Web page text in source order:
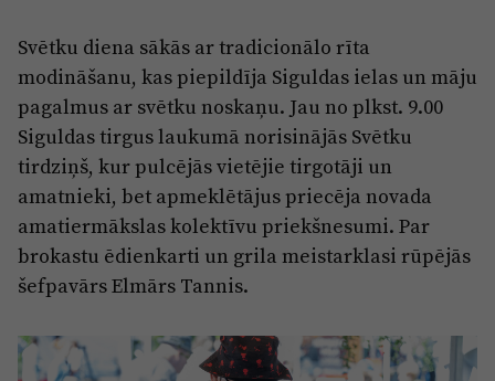
Privātuma politika
Ētikas kodekss
Lietošanas noteikumi
Pārredzamības paziņojumi
Sludinājumi
Svētku diena sākās ar tradicionālo rīta
modināšanu, kas piepildīja Siguldas ielas un māju
pagalmus ar svētku noskaņu. Jau no plkst. 9.00
Siguldas tirgus laukumā norisinājās Svētku
tirdziņš, kur pulcējās vietējie tirgotāji un
amatnieki, bet apmeklētājus priecēja novada
amatiermākslas kolektīvu priekšnesumi. Par
brokastu ēdienkarti un grila meistarklasi rūpējās
šefpavārs Elmārs Tannis.